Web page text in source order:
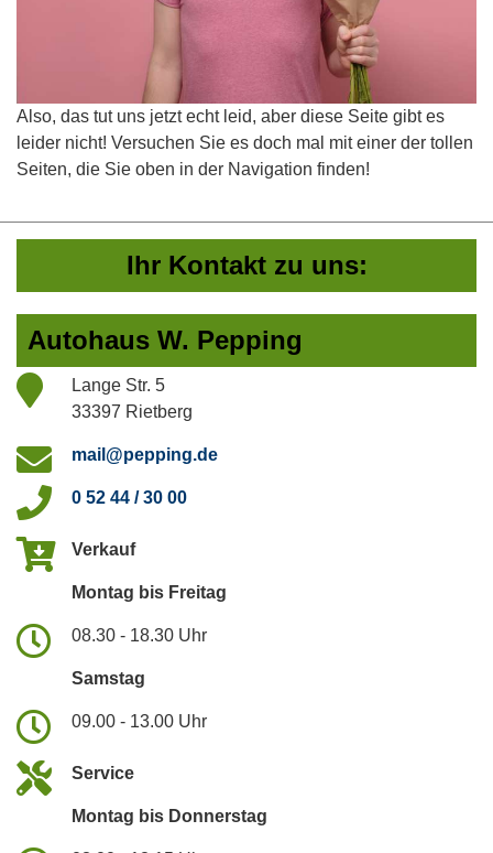
Also, das tut uns jetzt echt leid, aber diese Seite gibt es
leider nicht! Versuchen Sie es doch mal mit einer der tollen
Seiten, die Sie oben in der Navigation finden!
Ihr Kontakt zu uns:
Autohaus W. Pepping
Lange Str. 5
33397 Rietberg
mail@pepping.de
0 52 44 / 30 00
Verkauf
Montag bis Freitag
08.30 - 18.30 Uhr
Samstag
09.00 - 13.00 Uhr
Service
Montag bis Donnerstag